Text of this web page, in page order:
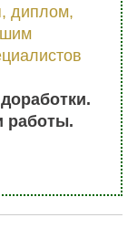
диплом,
работы.